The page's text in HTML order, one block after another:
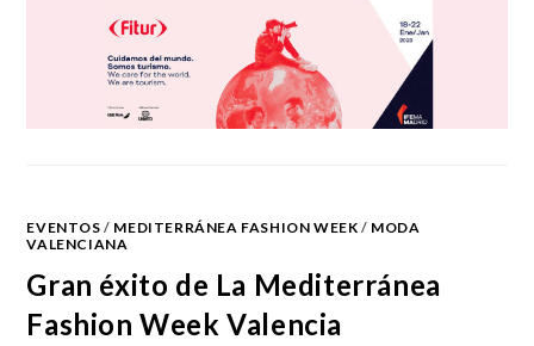
EVENTOS / MEDITERRÁNEA FASHION WEEK / MODA
VALENCIANA
Gran éxito de La Mediterránea
Fashion Week Valencia